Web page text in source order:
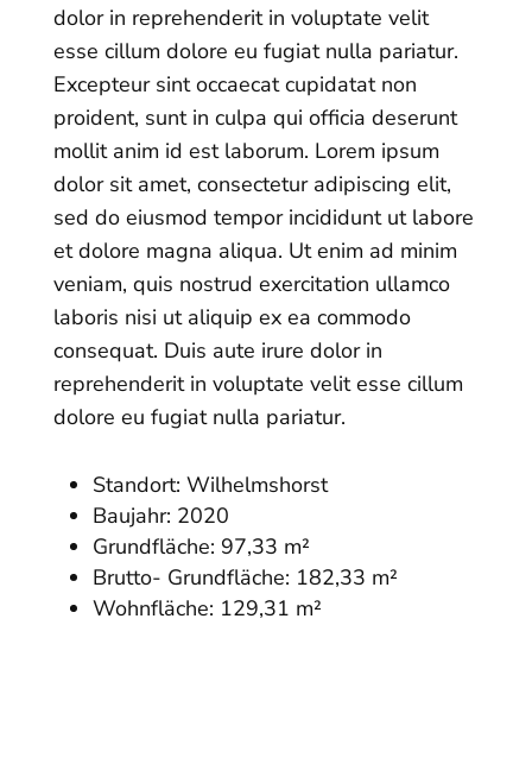
dolor in reprehenderit in voluptate velit
esse cillum dolore eu fugiat nulla pariatur.
Excepteur sint occaecat cupidatat non
proident, sunt in culpa qui officia deserunt
mollit anim id est laborum. Lorem ipsum
dolor sit amet, consectetur adipiscing elit,
sed do eiusmod tempor incididunt ut labore
et dolore magna aliqua. Ut enim ad minim
veniam, quis nostrud exercitation ullamco
laboris nisi ut aliquip ex ea commodo
consequat. Duis aute irure dolor in
reprehenderit in voluptate velit esse cillum
dolore eu fugiat nulla pariatur.
Standort: Wilhelmshorst
Baujahr: 2020
Grundfläche: 97,33 m²
Brutto- Grundfläche: 182,33 m²
Wohnfläche: 129,31 m²